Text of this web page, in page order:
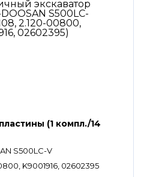
(1 компл./14
S500LC-V
K9001916, 02602395